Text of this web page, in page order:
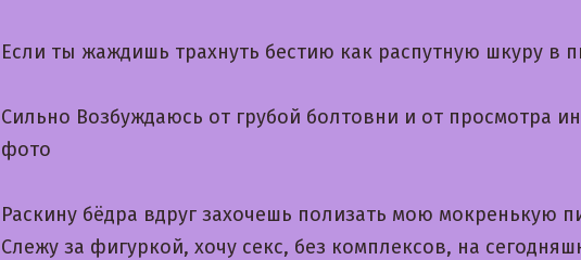
Если ты жаждишь трахнуть бестию как распутную шкуру в
Сильно Возбуждаюсь от грубой болтовни и от просмотра
фото
Раскину бёдра вдруг захочешь полизать мою мокренькую
Слежу за фигуркой, хочу секс, без комплексов, на